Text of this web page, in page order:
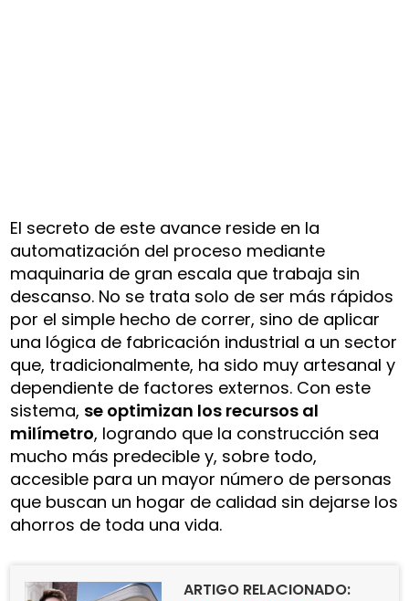
El secreto de este avance reside en la
automatización del proceso mediante
maquinaria de gran escala que trabaja sin
descanso. No se trata solo de ser más rápidos
por el simple hecho de correr, sino de aplicar
una lógica de fabricación industrial a un sector
que, tradicionalmente, ha sido muy artesanal y
dependiente de factores externos. Con este
sistema, se optimizan los recursos al
milímetro, logrando que la construcción sea
mucho más predecible y, sobre todo,
accesible para un mayor número de personas
que buscan un hogar de calidad sin dejarse los
ahorros de toda una vida.
ARTIGO RELACIONADO: